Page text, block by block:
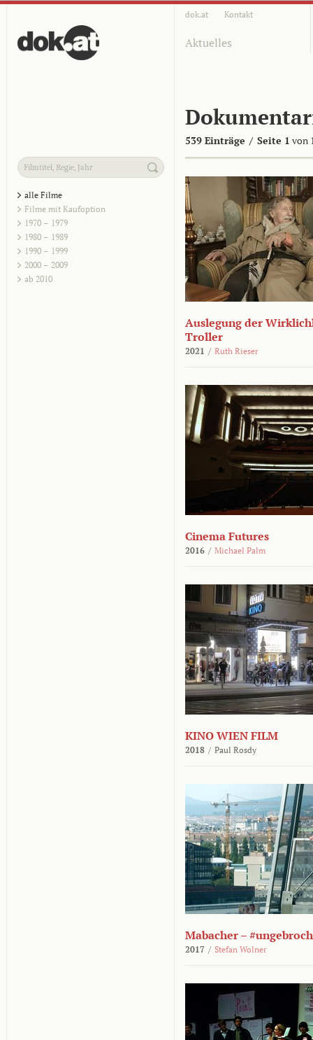
dok.at Kontakt
Aktuelles
539 Einträge / Seite 1 von
alle Filme
Filme mit Kaufoption
1970 – 1979
1980 – 1989
1990 – 1999
2000 – 2009
ab 2010
Auslegung der
Troller
2021 / Ruth Rieser
Cinema Futures
2016 / Michael Palm
KINO WIEN FILM
2018 / Paul Rosdy
Mabacher –
2017 / Stefan Wolner